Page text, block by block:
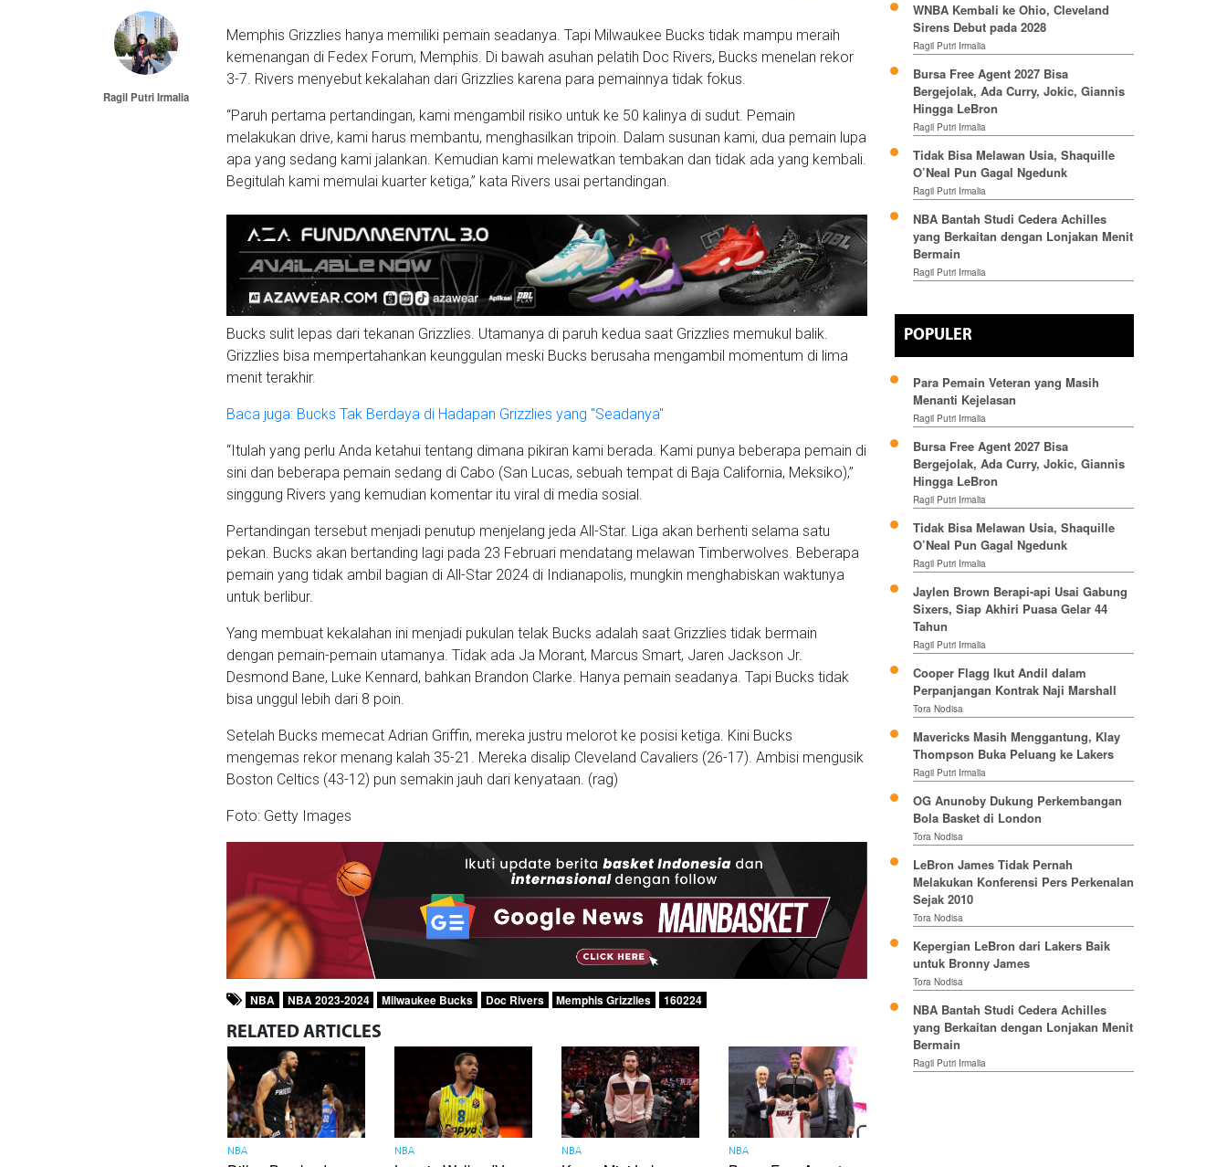
Ragil Putri Irmalia
Memphis Grizzlies hanya memiliki pemain seadanya. Tapi Milwaukee Bucks tidak mampu meraih
kemenangan di Fedex Forum, Memphis. Di bawah asuhan pelatih Doc Rivers, Bucks menelan rekor
3-7. Rivers menyebut kekalahan dari Grizzlies karena para pemainnya tidak fokus.
“Paruh pertama pertandingan, kami mengambil risiko untuk ke 50 kalinya di sudut. Pemain
melakukan drive, kami harus membantu, menghasilkan tripoin. Dalam susunan kami, dua pemain lupa
apa yang sedang kami jalankan. Kemudian kami melewatkan tembakan dan tidak ada yang kembali.
Begitulah kami memulai kuarter ketiga,” kata Rivers usai pertandingan.
Bucks sulit lepas dari tekanan Grizzlies. Utamanya di paruh kedua saat Grizzlies memukul balik.
Grizzlies bisa mempertahankan keunggulan meski Bucks berusaha mengambil momentum di lima
menit terakhir.
Baca juga: Bucks Tak Berdaya di Hadapan Grizzlies yang "Seadanya"
“Itulah yang perlu Anda ketahui tentang dimana pikiran kami berada. Kami punya beberapa pemain di
sini dan beberapa pemain sedang di Cabo (San Lucas, sebuah tempat di Baja California, Meksiko),”
singgung Rivers yang kemudian komentar itu viral di media sosial.
Pertandingan tersebut menjadi penutup menjelang jeda All-Star. Liga akan berhenti selama satu
pekan. Bucks akan bertanding lagi pada 23 Februari mendatang melawan Timberwolves. Beberapa
pemain yang tidak ambil bagian di All-Star 2024 di Indianapolis, mungkin menghabiskan waktunya
untuk berlibur.
Yang membuat kekalahan ini menjadi pukulan telak Bucks adalah saat Grizzlies tidak bermain
dengan pemain-pemain utamanya. Tidak ada Ja Morant, Marcus Smart, Jaren Jackson Jr.
Desmond Bane, Luke Kennard, bahkan Brandon Clarke. Hanya pemain seadanya. Tapi Bucks tidak
bisa unggul lebih dari 8 poin.
Setelah Bucks memecat Adrian Griffin, mereka justru melorot ke posisi ketiga. Kini Bucks
mengemas rekor menang kalah 35-21. Mereka disalip Cleveland Cavaliers (26-17). Ambisi mengusik
Boston Celtics (43-12) pun semakin jauh dari kenyataan. (rag)
Foto: Getty Images
NBA NBA 2023-2024 Milwaukee Bucks Doc Rivers Memphis Grizzlies 160224
RELATED ARTICLES
NBA NBA NBA NBA
WNBA Kembali ke Ohio, Cleveland
Sirens Debut pada 2028
Ragil Putri Irmalia
Bursa Free Agent 2027 Bisa
Bergejolak, Ada Curry, Jokic, Giannis
Hingga LeBron
Ragil Putri Irmalia
Tidak Bisa Melawan Usia, Shaquille
O’Neal Pun Gagal Ngedunk
Ragil Putri Irmalia
NBA Bantah Studi Cedera Achilles
yang Berkaitan dengan Lonjakan Menit
Bermain
Ragil Putri Irmalia
POPULER
Para Pemain Veteran yang Masih
Menanti Kejelasan
Ragil Putri Irmalia
Bursa Free Agent 2027 Bisa
Bergejolak, Ada Curry, Jokic, Giannis
Hingga LeBron
Ragil Putri Irmalia
Tidak Bisa Melawan Usia, Shaquille
O’Neal Pun Gagal Ngedunk
Ragil Putri Irmalia
Jaylen Brown Berapi-api Usai Gabung
Sixers, Siap Akhiri Puasa Gelar 44
Tahun
Ragil Putri Irmalia
Cooper Flagg Ikut Andil dalam
Perpanjangan Kontrak Naji Marshall
Tora Nodisa
Mavericks Masih Menggantung, Klay
Thompson Buka Peluang ke Lakers
Ragil Putri Irmalia
OG Anunoby Dukung Perkembangan
Bola Basket di London
Tora Nodisa
LeBron James Tidak Pernah
Melakukan Konferensi Pers Perkenalan
Sejak 2010
Tora Nodisa
Kepergian LeBron dari Lakers Baik
untuk Bronny James
Tora Nodisa
NBA Bantah Studi Cedera Achilles
yang Berkaitan dengan Lonjakan Menit
Bermain
Ragil Putri Irmalia